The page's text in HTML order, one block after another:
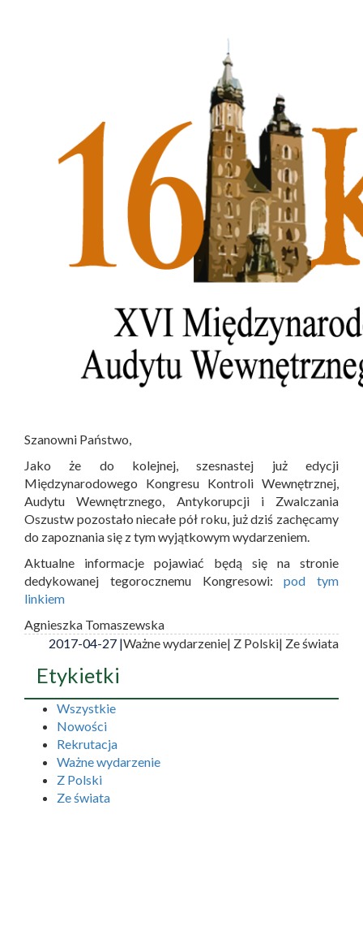
Szanowni Państwo,
Jako że do kolejnej, szesnastej już edycji
Międzynarodowego Kongresu Kontroli Wewnętrznej,
Audytu Wewnętrznego, Antykorupcji i Zwalczania
Oszustw pozostało niecałe pół roku, już dziś zachęcamy
do zapoznania się z tym wyjątkowym wydarzeniem.
Aktualne informacje pojawiać będą się na stronie
dedykowanej tegorocznemu Kongresowi:pod tym
linkiem
Agnieszka Tomaszewska
2017-04-27 |Ważne wydarzenie| Z Polski| Ze świata
Etykietki
Wszystkie
Nowości
Rekrutacja
Ważne wydarzenie
Z Polski
Ze świata